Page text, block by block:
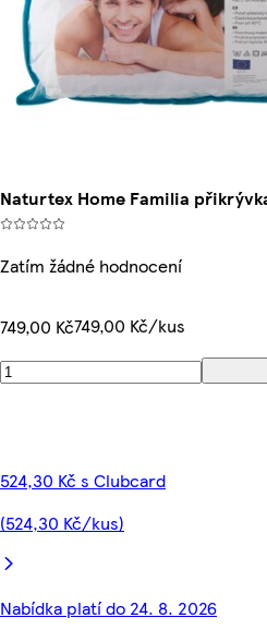
Naturtex Home Familia
Zatím žádné hodnocení
749,00 Kč749,00 Kč/kus
524,30 Kč s Clubcard
(524,30 Kč/kus)
Nabídka platí do 24. 8. 2026